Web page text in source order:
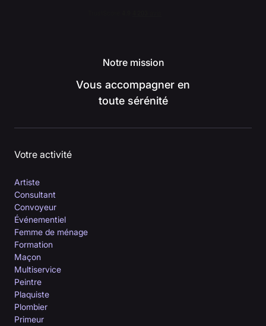
Notre mission
Vous accompagner en
toute sérénité
Votre activité
Artiste
Consultant
Convoyeur
Événementiel
Femme de ménage
Formation
Maçon
Multiservice
Peintre
Plaquiste
Plombier
Primeur